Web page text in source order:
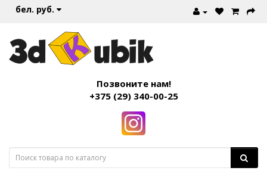
бел. руб.
Позвоните нам!
+375 (29) 340-00-25